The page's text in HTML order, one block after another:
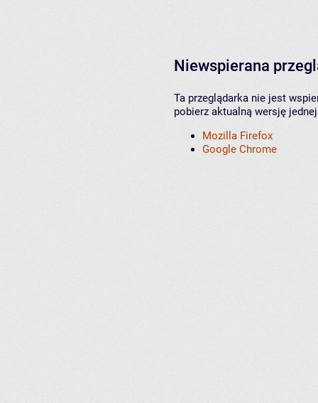
Niewspierana
Ta przeglądarka nie jest
pobierz aktualną wersję
Mozilla Firefox
Google Chrome